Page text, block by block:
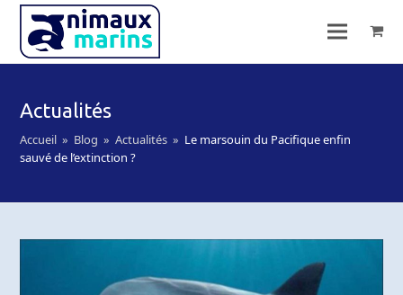
Actualités
Accueil » Blog » Actualités » Le marsouin du Pacifique enfin
sauvé de l’extinction ?